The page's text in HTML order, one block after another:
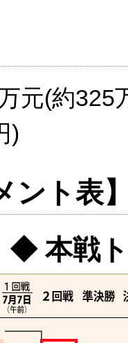
元(約
)
ント表
◆ 本戦